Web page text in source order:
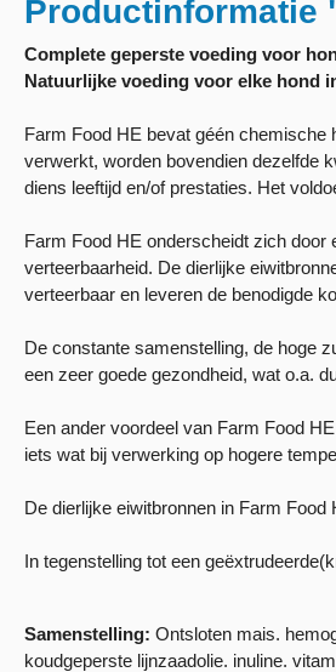
Productinformatie
Complete geperste voeding voor
Natuurlijke voeding voor elke hond
Farm Food HE bevat géén chemische
verwerkt, worden bovendien dezelfde
diens leeftijd en/of prestaties. Het
Farm Food HE onderscheidt zich door
verteerbaarheid. De dierlijke
verteerbaar en leveren de benodigde
De constante samenstelling, de hoge
een zeer goede gezondheid, wat o.a.
Een ander voordeel van Farm Food
iets wat bij verwerking op hogere
De dierlijke eiwitbronnen in Farm
In tegenstelling tot een
Samenstelling: Ontsloten mais.
koudgeperste lijnzaadolie. inuline.